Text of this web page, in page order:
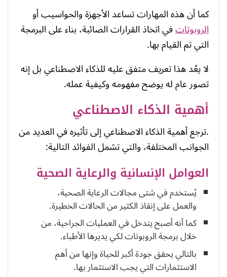
كما أن هذه المهارات تساعد الأجهزة والحواسيب أو
الروبوتاتفي اتخاذ القرارات الصائبة، بناء على البرمجة
التي تم القيام بها.
لا يعُد هذا تعريف متفق عليه للذكاء الاصطناعي بل إنه
تصور عام له يوضح مفهومه وكيفية عمله.
أهمية الذكاء الاصطناعي
.ترجع أهمية الذكاء الاصطناعي إلى تأثيره في العديد من
الجوانب المختلفة، والتي تشمل الفوائد التالية:
العوامل الإنسانية والرعاية الصحية
يًستخدم في شتى مجالات الرعاية الصحية،
والعمل على إنقاذ الكثير من الحالات الخطيرة.
كما أنه أصبح يتدخل في العمليات الجراحية، من
خلال برمجة الروبوتات لكي يديرها الأطباء.
بالتالي يحقق جودة أكبر للحياة وإنها من أهم
الاستثمارات التي يجب الاستثمار بها.